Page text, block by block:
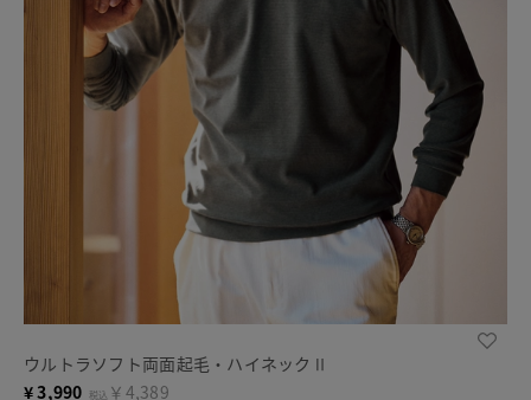
ウルトラソフト両面起毛・ハイネックⅡ
¥3,990 税込 ￥4,389